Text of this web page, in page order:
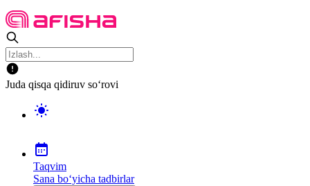
Juda qisqa qidiruv so‘rovi
Taqvim
Sana bo‘yicha tadbirlar